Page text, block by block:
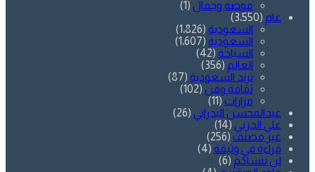
موضة وجمال (1)
عام (3٬550)
السعودية (1٬826)
السعودية (1٬607)
السياحة (42)
العالم (356)
ترند السعودية (87)
ثقافة وفن (102)
مزارات (11)
عبدالمحسن البدراني (26)
علي الحربي (14)
غير مصنف (256)
قراءة في وثيقة (4)
لن ننساكم (6)